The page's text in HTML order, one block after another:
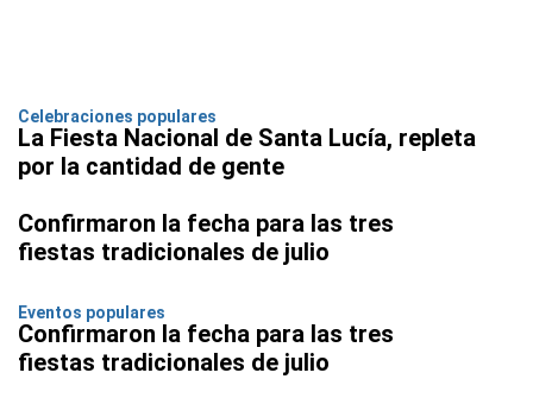
Celebraciones populares
La Fiesta Nacional de Santa Lucía, repleta
por la cantidad de gente
Confirmaron la fecha para las tres
fiestas tradicionales de julio
Eventos populares
Confirmaron la fecha para las tres
fiestas tradicionales de julio